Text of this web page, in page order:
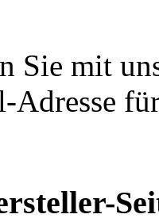
Sie mit
Adresse